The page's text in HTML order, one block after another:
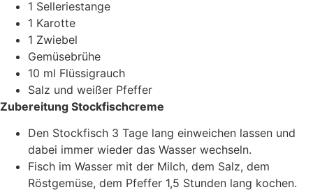
1 Selleriestange
1 Karotte
1 Zwiebel
Gemüsebrühe
10 ml Flüssigrauch
Salz und weißer Pfeffer
Zubereitung Stockfischcreme
Den Stockfisch 3 Tage lang einweichen lassen und
dabei immer wieder das Wasser wechseln.
Fisch im Wasser mit der Milch, dem Salz, dem
Röstgemüse, dem Pfeffer 1,5 Stunden lang kochen.